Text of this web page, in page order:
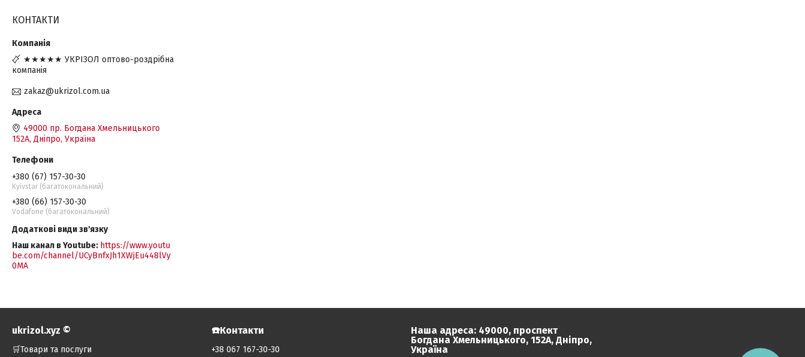
КОНТАКТИ
★★★★★ УКРІЗОЛ оптово-роздрібна
компанія
zakaz@ukrizol.com.ua
49000 пр. Богдана Хмельницького
152А, Дніпро, Україна
+380 (67) 157-30-30
Kyivstar (багатокональний)
+380 (66) 157-30-30
Vodafone (багатокональний)
Наш канал в Youtube https://www.youtu
be.com/channel/UCyBnfxJh1XWjEu448lVy
0MA
ukrizol.xyz ©️
🛒Товари та послуги
☎️Контакти
+38 067 167-30-30
Наша адреса: 49000, проспект
Богдана Хмельницького, 152А, Дніпро,
Україна